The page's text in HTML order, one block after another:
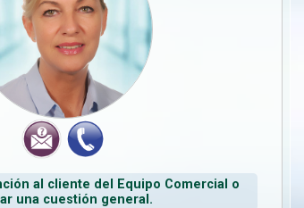
al cliente del Equipo Comercial o
una cuestión general.